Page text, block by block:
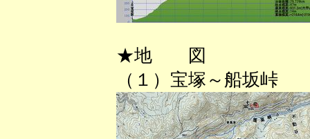
★地 図
（１）宝塚～船坂峠